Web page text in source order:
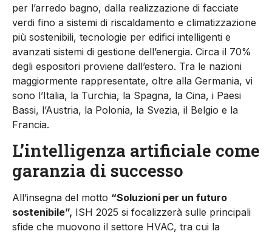
per l’arredo bagno, dalla realizzazione di facciate
verdi fino a sistemi di riscaldamento e climatizzazione
più sostenibili, tecnologie per edifici intelligenti e
avanzati sistemi di gestione dell’energia. Circa il 70%
degli espositori proviene dall’estero. Tra le nazioni
maggiormente rappresentate, oltre alla Germania, vi
sono l’Italia, la Turchia, la Spagna, la Cina, i Paesi
Bassi, l’Austria, la Polonia, la Svezia, il Belgio e la
Francia.
L’intelligenza artificiale come
garanzia di successo
All’insegna del motto “Soluzioni per un futuro
sostenibile”, ISH 2025 si focalizzerà sulle principali
sfide che muovono il settore HVAC, tra cui la